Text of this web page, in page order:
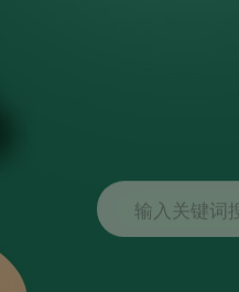
输入关键词